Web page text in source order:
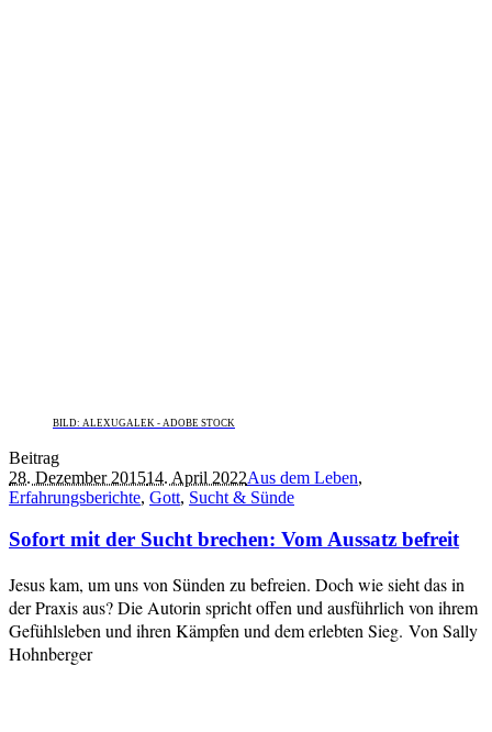
BILD: ALEXUGALEK - ADOBE STOCK
Beitrag
28. Dezember 201514. April 2022Aus dem Leben,
Erfahrungsberichte, Gott, Sucht & Sünde
Sofort mit der Sucht brechen: Vom Aussatz befreit
Jesus kam, um uns von Sünden zu befreien. Doch wie sieht das in
der Praxis aus? Die Autorin spricht offen und ausführlich von ihrem
Gefühlsleben und ihren Kämpfen und dem erlebten Sieg. Von Sally
Hohnberger